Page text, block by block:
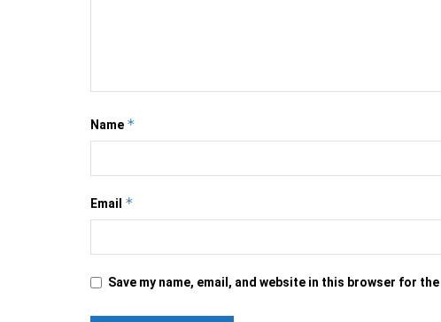
Name *
Email *
Save my name, email, and website in this browser for